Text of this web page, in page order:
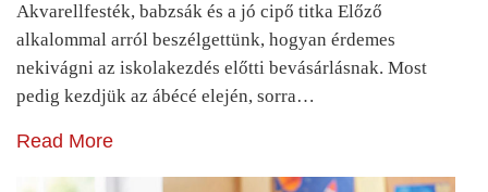
Akvarellfesték, babzsák és a jó cipő titka Előző
alkalommal arról beszélgettünk, hogyan érdemes
nekivágni az iskolakezdés előtti bevásárlásnak. Most
pedig kezdjük az ábécé elején, sorra…
Read More